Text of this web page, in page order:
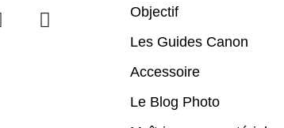
Objectif
Les Guides Canon
Accessoire
Le Blog Photo